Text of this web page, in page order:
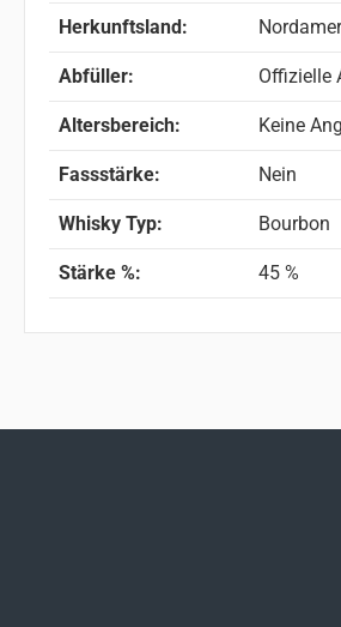
Herkunftsland:
Abfüller: Offizielle
Altersbereich: Keine
Fassstärke: Nein
Whisky Typ: Bourbon
Stärke %: 45 %